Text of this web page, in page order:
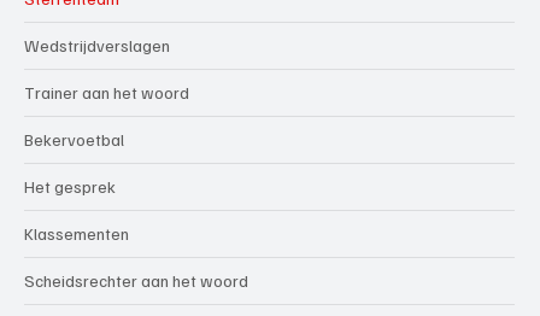
Wedstrijdverslagen
Trainer aan het woord
Bekervoetbal
Het gesprek
Klassementen
Scheidsrechter aan het woord